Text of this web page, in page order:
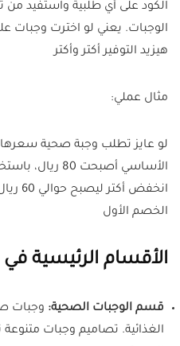
الكود على أي طلبية واستفيد
الوجبات. يعني لو اخترت وجبات
هيزيد التوفير أكتر وأكتر
مثال عملي:
الخصم الأول
الأقسام الرئيسية في
قسم الوجبات الصحية: وجبات
الغذائية. تصاميم وجبات متنوعة